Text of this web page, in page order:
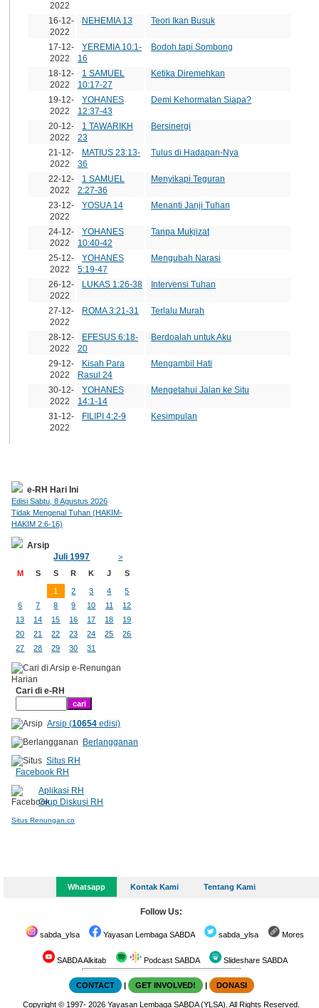
2022
16-12-
2022
NEHEMIA 13 Teori Ikan Busuk
17-12-
2022
YEREMIA 10:1-
16
Bodoh tapi Sombong
18-12-
2022
1 SAMUEL
10:17-27
Ketika Diremehkan
19-12-
2022
YOHANES
12:37-43
Demi Kehormatan Siapa?
20-12-
2022
1 TAWARIKH
23
Bersinergi
21-12-
2022
MATIUS 23:13-
36
Tulus di Hadapan-Nya
22-12-
2022
1 SAMUEL
2:27-36
Menyikapi Teguran
23-12-
2022
YOSUA 14 Menanti Janji Tuhan
24-12-
2022
YOHANES
10:40-42
Tanpa Mukjizat
25-12-
2022
YOHANES
5:19-47
Mengubah Narasi
26-12-
2022
LUKAS 1:26-38 Intervensi Tuhan
27-12-
2022
ROMA 3:21-31 Terlalu Murah
28-12-
2022
EFESUS 6:18-
20
Berdoalah untuk Aku
29-12-
2022
Kisah Para
Rasul 24
Mengambil Hati
30-12-
2022
YOHANES
14:1-14
Mengetahui Jalan ke Situ
31-12-
2022
FILIPI 4:2-9 Kesimpulan
e-RH Hari Ini
Edisi Sabtu, 8 Agustus 2026
Tidak Mengenal Tuhan (HAKIM-
HAKIM 2:6-16)
Arsip
Juli 1997
>
M
S S R K J S
1 2 3 4
5
6
7 8 9 10 11
12
13
14 15 16 17 18
19
20
21 22 23 24 25
26
27
28 29 30 31
Cari di e-RH
Arsip (10654edisi)
Berlangganan
Situs RH
Facebook RH
Aplikasi RH
Grup Diskusi RH
Situs Renungan.co
Whatsapp Kontak Kami Tentang Kami
Follow Us:
sabda_ylsa Yayasan Lembaga SABDA sabda_ylsa Mores
SABDA Alkitab Podcast SABDA Slideshare SABDA
CONTACT | GET INVOLVED! | DONASI
Copyright © 1997-2026Yayasan Lembaga SABDA (YLSA). All Rights Reserved.